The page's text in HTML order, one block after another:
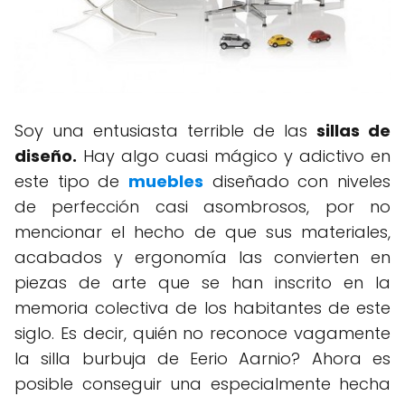
Soy una entusiasta terrible de las sillas de
diseño. Hay algo cuasi mágico y adictivo en
este tipo de muebles diseñado con niveles
de perfección casi asombrosos, por no
mencionar el hecho de que sus materiales,
acabados y ergonomía las convierten en
piezas de arte que se han inscrito en la
memoria colectiva de los habitantes de este
siglo. Es decir, quién no reconoce vagamente
la silla burbuja de Eerio Aarnio? Ahora es
posible conseguir una especialmente hecha